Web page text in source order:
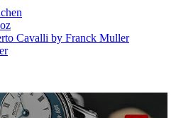
Cavalli by Franck Muller